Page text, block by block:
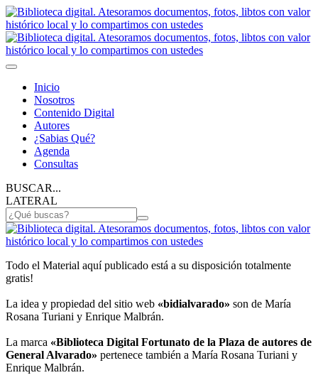
Inicio
Nosotros
Contenido Digital
Autores
¿Sabias Qué?
Agenda
Consultas
BUSCAR...
LATERAL
Todo el Material aquí publicado está a su disposición totalmente
gratis!
La idea y propiedad del sitio web «bidialvarado» son de María
Rosana Turiani y Enrique Malbrán.
La marca «Biblioteca Digital Fortunato de la Plaza de autores de
General Alvarado» pertenece también a María Rosana Turiani y
Enrique Malbrán.